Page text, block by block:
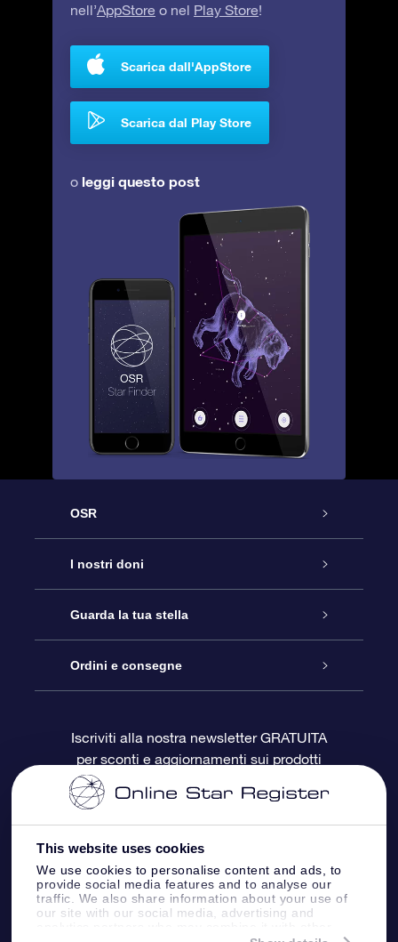
This website uses cookies
We use cookies to personalise content and ads, to
provide social media features and to analyse our
traffic. We also share information about your use of
our site with our social media, advertising and
nell’AppStore o nel Play Store!
Scarica dall'AppStore
Scarica dal Play Store
o leggi questo post
OSR
Assistenza
Contattaci
Blog
OSR Recensioni
I nostri doni
Online Star Gift
Pacchetto regalo OSR
Gift Card OSR
Doni aziendali
Guarda la tua stella
Registro stellare
Star Page personalizzata
One Million Stars
OSR Starsaver
App VR ‘Fly me to the stars’
Ordini e consegne
Informazioni di Pagamento
Politica di reso
Costellazioni
Iscriviti alla nostra newsletter GRATUITA
per sconti e aggiornamenti sui prodotti